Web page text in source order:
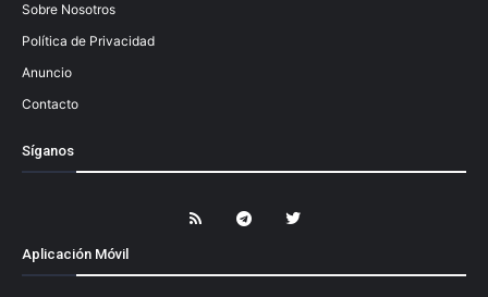
Sobre Nosotros
Política de Privacidad
Anuncio
Contacto
Síganos
Aplicación Móvil